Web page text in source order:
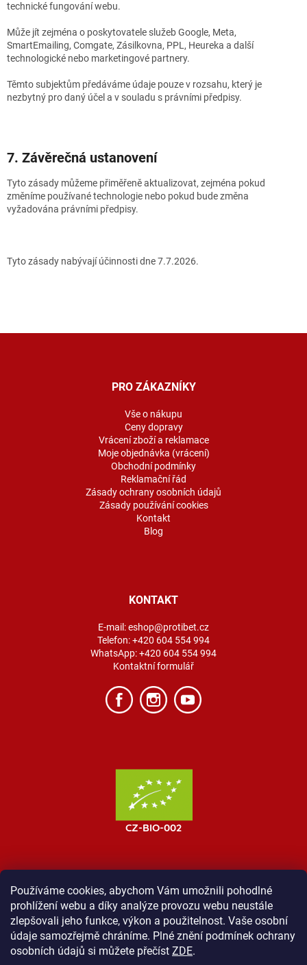
Používáme cookies, abychom Vám umožnili pohodlné
prohlížení webu a díky analýze provozu webu neustále
zlepšovali jeho funkce, výkon a použitelnost. Vaše osobní
údaje samozřejmě chráníme. Plné znění podmínek ochrany
osobních údajů si můžete přečíst ZDE.
technické fungování webu.
Může jít zejména o poskytovatele služeb Google, Meta,
SmartEmailing, Comgate, Zásilkovna, PPL, Heureka a další
technologické nebo marketingové partnery.
Těmto subjektům předáváme údaje pouze v rozsahu, který je
nezbytný pro daný účel a v souladu s právními předpisy.
7. Závěrečná ustanovení
Tyto zásady můžeme přiměřeně aktualizovat, zejména pokud
změníme používané technologie nebo pokud bude změna
vyžadována právními předpisy.
Tyto zásady nabývají účinnosti dne 7.7.2026.
PRO ZÁKAZNÍKY
Vše o nákupu
Ceny dopravy
Vrácení zboží a reklamace
Moje objednávka (vrácení)
Obchodní podmínky
Reklamační řád
Zásady ochrany osobních údajů
Zásady používání cookies
Kontakt
Blog
KONTAKT
E-mail:eshop@protibet.cz
Telefon:+420 604 554 994
WhatsApp:+420 604 554 994
Kontaktní formulář
MOST ProTibet Vše o nákupu
Obchodní podmínky
Zásady ochrany osobních údajů
Kontakt